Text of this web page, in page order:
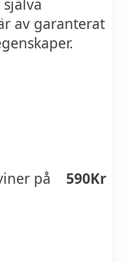
av garanterat
på
590Kr